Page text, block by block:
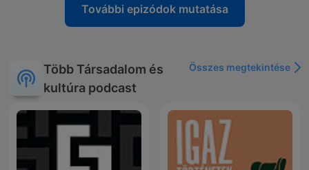
További epizódok mutatása
Több Társadalom és
kultúra podcast
Összes megtekintése